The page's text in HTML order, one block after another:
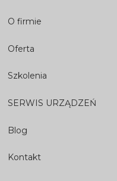
O firmie
Oferta
Szkolenia
SERWIS URZĄDZEŃ
Blog
Kontakt